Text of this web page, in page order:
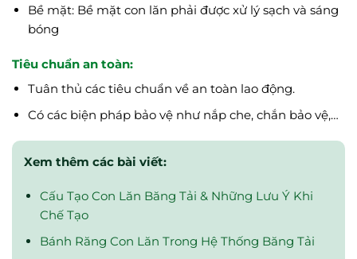
Bề mặt: Bề mặt con lăn phải được xử lý sạch và sáng
bóng
Tiêu chuẩn an toàn:
Tuân thủ các tiêu chuẩn về an toàn lao động.
Có các biện pháp bảo vệ như nắp che, chắn bảo vệ,…
Xem thêm các bài viết:
Cấu Tạo Con Lăn Băng Tải & Những Lưu Ý Khi
Chế Tạo
Bánh Răng Con Lăn Trong Hệ Thống Băng Tải